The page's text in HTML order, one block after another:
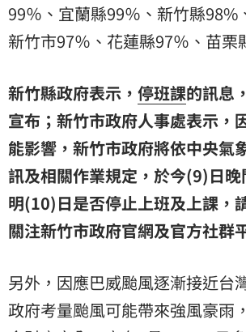
99％、宜蘭縣99％、新竹縣98%
新竹市97％、花蓮縣97％、苗栗
新竹縣政府表示， 停班課的訊息
宣布；新竹市政府人事處表示，
能影響，新竹市政府將依中央氣
訊及相關作業規定，於今(9)日
明(10)日是否停止上班及上課，
關注新竹市政府官網及官方社群
另外，因應巴威颱風逐漸接近台
政府考量颱風可能帶來強風豪雨